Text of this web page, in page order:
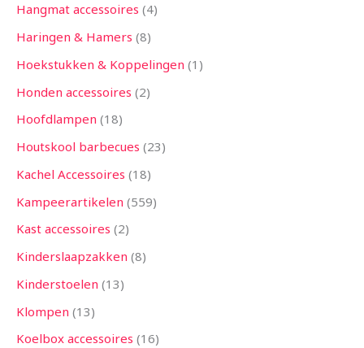
Hangmat accessoires 4
Haringen & Hamers 8
Hoekstukken & Koppelingen 1
Honden accessoires 2
Hoofdlampen 18
Houtskool barbecues 23
Kachel Accessoires 18
Kampeerartikelen 559
Kast accessoires 2
Kinderslaapzakken 8
Kinderstoelen 13
Klompen 13
Koelbox accessoires 16